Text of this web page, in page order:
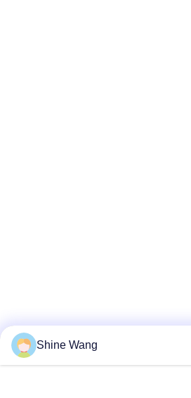
Shine Wang